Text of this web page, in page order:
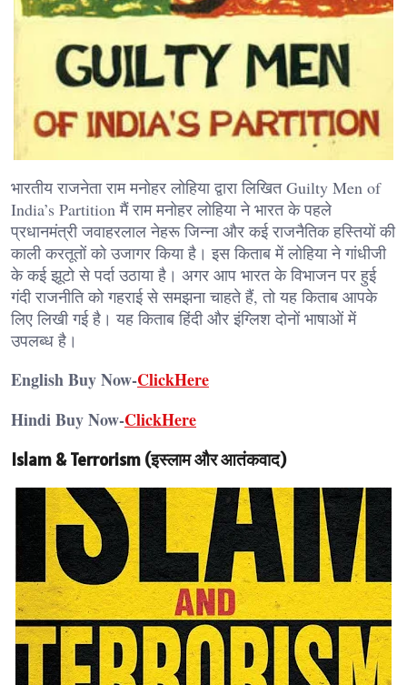
भारतीय राजनेता राम मनोहर लोहिया द्वारा लिखित Guilty Men of
India’s Partition मैं राम मनोहर लोहिया ने भारत के पहले
प्रधानमंत्री जवाहरलाल नेहरू जिन्ना और कई राजनैतिक हस्तियों की
काली करतूतों को उजागर किया है। इस किताब में लोहिया ने गांधीजी
के कई झूटो से पर्दा उठाया है। अगर आप भारत के विभाजन पर हुई
गंदी राजनीति को गहराई से समझना चाहते हैं, तो यह किताब आपके
लिए लिखी गई है। यह किताब हिंदी और इंग्लिश दोनों भाषाओं में
उपलब्ध है।
English Buy Now-ClickHere
Hindi Buy Now-ClickHere
Islam & Terrorism (इस्लाम और आतंकवाद)